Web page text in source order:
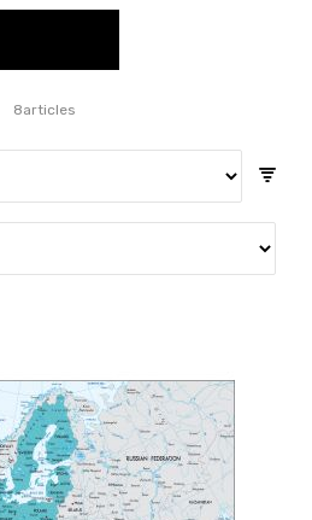
8articles